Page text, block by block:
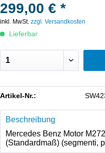
299,00 € *
inkl. MwSt. zzgl. Versandkosten
Lieferbar
Artikel-Nr.:
Beschreibung
Mercedes Benz Motor
(Standardmaß) (segmenti,